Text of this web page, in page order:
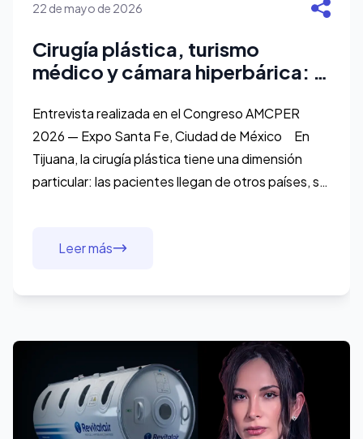
22 de mayo de 2026
Cirugía plástica, turismo
médico y cámara hiperbárica: el
en Tijuana
Entrevista realizada en el Congreso AMCPER
2026 — Expo Santa Fe, Ciudad de México En
Tijuana, la cirugía plástica tiene una dimensión
particular: las pacientes llegan de otros países, se
Leer más